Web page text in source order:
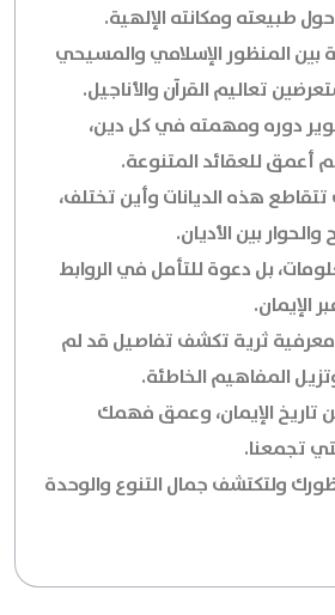
طبيعته ومكانته الإلهية.
المنظور الإسلامي والمسيحي
تعاليم القرآن والأناجيل.
دوره ومهمته في كل دين،
للعقائد المتنوعة.
هذه الديانات وأين تختلف،
بين الأديان.
بل دعوة للتأمل في الروابط
الإيمان.
معرفية ثرية تكشف تفاصيل قد لم
المفاهيم الخاطئة.
تاريخ الإيمان، وعمق فهمك
تجمعنا.
ولتكتشف جمال التنوع والوحدة